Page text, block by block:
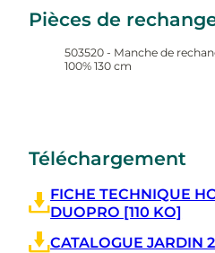
Pièces de
503520 - Manche de
100% 130 cm
Téléchargement
FICHE TECHNIQUE
DUOPRO [110 KO]
CATALOGUE JARDIN